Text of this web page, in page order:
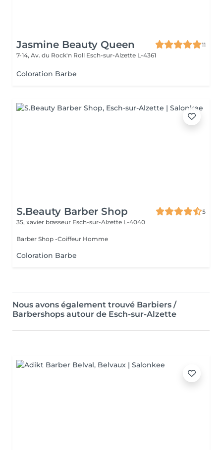
Jasmine Beauty Queen
11
7-14, Av. du Rock'n Roll Esch-sur-Alzette L-4361
Coloration Barbe
S.Beauty Barber Shop
5
35, xavier brasseur Esch-sur-Alzette L-4040
Barber Shop -Coiffeur Homme
Coloration Barbe
Nous avons également trouvé Barbiers /
Barbershops autour de Esch-sur-Alzette